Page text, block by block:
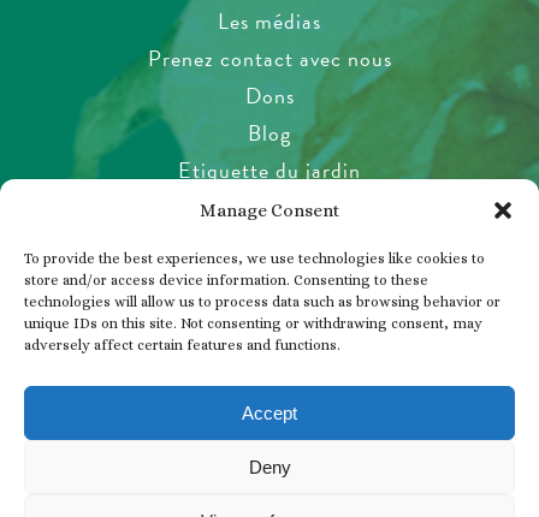
Manage Consent
To provide the best experiences, we use technologies like cookies to
store and/or access device information. Consenting to these
technologies will allow us to process data such as browsing behavior or
unique IDs on this site. Not consenting or withdrawing consent, may
adversely affect certain features and functions.
Accept
Deny
Les médias
Prenez contact avec nous
Dons
Blog
Etiquette du jardin
Santé et sécurité
Politique relative aux animaux de
compagnie
Politique de confidentialité
Accord des visiteurs
Photos, vidéos et tournage
© 2026 THE BUTCHART GARDENS